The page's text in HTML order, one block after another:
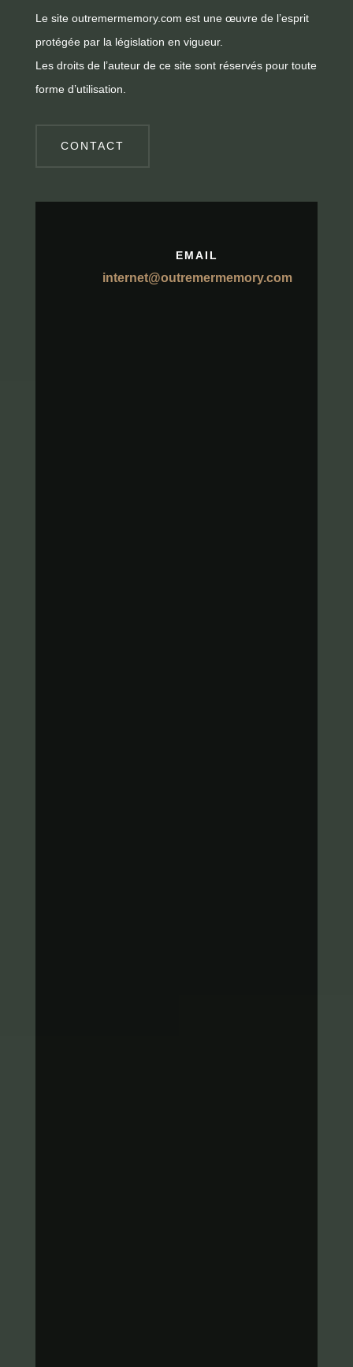
Le site outremermemory.com est une œuvre de l’esprit
protégée par la législation en vigueur.
Les droits de l’auteur de ce site sont réservés pour toute
forme d’utilisation.
CONTACT
EMAIL
internet@outremermemory.com